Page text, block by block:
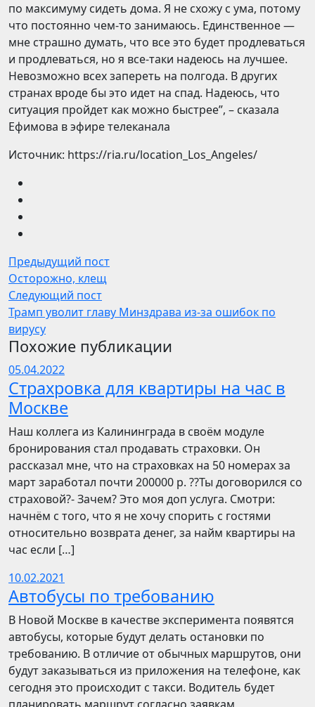
по максимуму сидеть дома. Я не схожу с ума, потому
что постоянно чем-то занимаюсь. Единственное —
мне страшно думать, что все это будет продлеваться
и продлеваться, но я все-таки надеюсь на лучшее.
Невозможно всех запереть на полгода. В других
странах вроде бы это идет на спад. Надеюсь, что
ситуация пройдет как можно быстрее”, – сказала
Ефимова в эфире телеканала
Источник: https://ria.ru/location_Los_Angeles/
Предыдущий пост
Осторожно, клещ
Следующий пост
Трамп уволит главу Минздрава из-за ошибок по
вирусу
Похожие публикации
05.04.2022
Страхровка для квартиры на час в
Москве
Наш коллега из Калининграда в своём модуле
бронирования стал продавать страховки. Он
рассказал мне, что на страховках на 50 номерах за
март заработал почти 200000 р. ??Ты договорился со
страховой?- Зачем? Это моя доп услуга. Смотри:
начнём с того, что я не хочу спорить с гостями
относительно возврата денег, за найм квартиры на
час если […]
10.02.2021
Автобусы по требованию
В Новой Москве в качестве эксперимента появятся
автобусы, которые будут делать остановки по
требованию. В отличие от обычных маршрутов, они
будут заказываться из приложения на телефоне, как
сегодня это происходит с такси. Водитель будет